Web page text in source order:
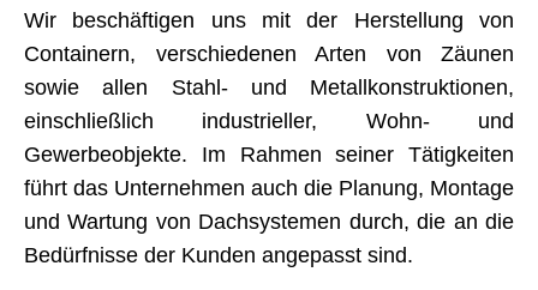
Wir beschäftigen uns mit der Herstellung von
Containern, verschiedenen Arten von Zäunen
sowie allen Stahl- und Metallkonstruktionen,
einschließlich industrieller, Wohn- und
Gewerbeobjekte. Im Rahmen seiner Tätigkeiten
führt das Unternehmen auch die Planung, Montage
und Wartung von Dachsystemen durch, die an die
Bedürfnisse der Kunden angepasst sind.